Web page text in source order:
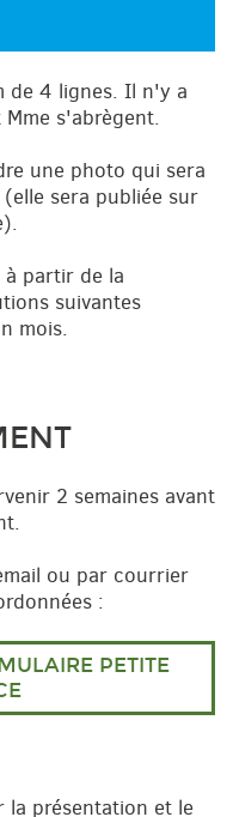
de 4 lignes. Il n'y a
s'abrègent.
une photo qui sera
sera publiée sur
partir de la
suivantes
mois.
2 semaines avant
ou par courrier
:
PETITE
la présentation et le